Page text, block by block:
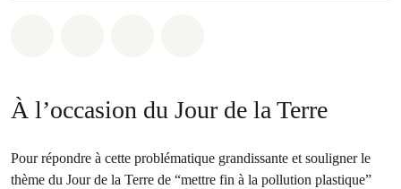
À l’occasion du Jour de la Terre
Pour répondre à cette problématique grandissante et souligner le
thème du Jour de la Terre de “mettre fin à la pollution plastique”